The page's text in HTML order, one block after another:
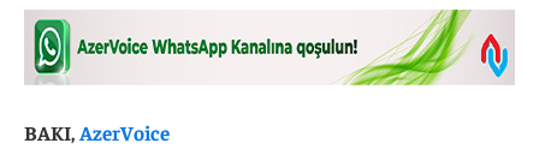
BAKI,AzerVoice